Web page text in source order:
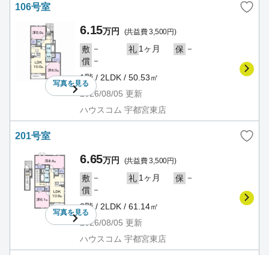
106号室
写真を見る
6.15万円 (共益費 3,500円)
敷 － 礼 1ヶ月 保 －
償 －
1階 / 2LDK / 50.53㎡
2026/08/05 更新
ハウスコム 宇都宮東店
201号室
写真を見る
6.65万円 (共益費 3,500円)
敷 － 礼 1ヶ月 保 －
償 －
2階 / 2LDK / 61.14㎡
2026/08/05 更新
ハウスコム 宇都宮東店